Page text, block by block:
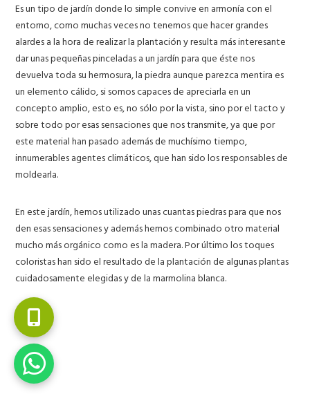
Es un tipo de jardín donde lo simple convive en armonía con el
entorno, como muchas veces no tenemos que hacer grandes
alardes a la hora de realizar la plantación y resulta más interesante
dar unas pequeñas pinceladas a un jardín para que éste nos
devuelva toda su hermosura, la piedra aunque parezca mentira es
un elemento cálido, si somos capaces de apreciarla en un
concepto amplio, esto es, no sólo por la vista, sino por el tacto y
sobre todo por esas sensaciones que nos transmite, ya que por
este material han pasado además de muchísimo tiempo,
innumerables agentes climáticos, que han sido los responsables de
moldearla.
En este jardín, hemos utilizado unas cuantas piedras para que nos
den esas sensaciones y además hemos combinado otro material
mucho más orgánico como es la madera. Por último los toques
coloristas han sido el resultado de la plantación de algunas plantas
cuidadosamente elegidas y de la marmolina blanca.